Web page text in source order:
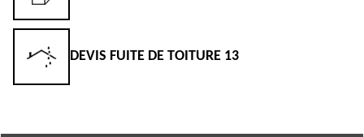
DEVIS FUITE DE TOITURE 13